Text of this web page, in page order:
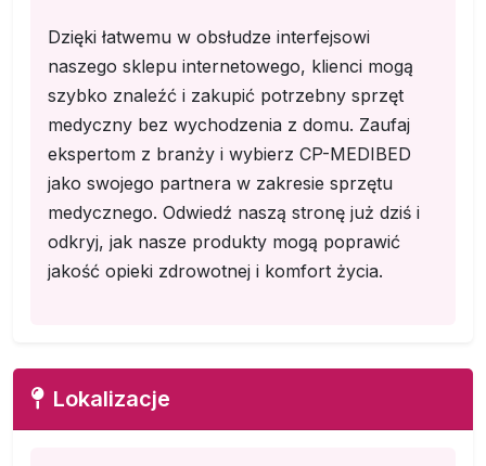
Dzięki łatwemu w obsłudze interfejsowi
naszego sklepu internetowego, klienci mogą
szybko znaleźć i zakupić potrzebny sprzęt
medyczny bez wychodzenia z domu. Zaufaj
ekspertom z branży i wybierz CP-MEDIBED
jako swojego partnera w zakresie sprzętu
medycznego. Odwiedź naszą stronę już dziś i
odkryj, jak nasze produkty mogą poprawić
jakość opieki zdrowotnej i komfort życia.
Lokalizacje